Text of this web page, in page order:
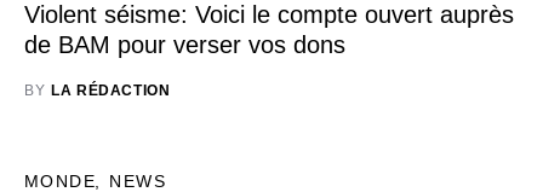
Violent séisme: Voici le compte ouvert auprès
de BAM pour verser vos dons
BY LA RÉDACTION
MONDE NEWS